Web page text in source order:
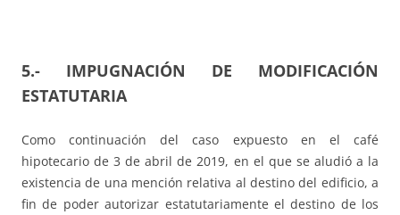
5.- IMPUGNACIÓN DE MODIFICACIÓN
ESTATUTARIA
Como continuación del caso expuesto en el café
hipotecario de 3 de abril de 2019, en el que se aludió a la
existencia de una mención relativa al destino del edificio, a
fin de poder autorizar estatutariamente el destino de los